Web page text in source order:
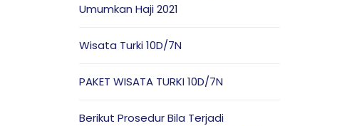
Umumkan Haji 2021
Wisata Turki 10D/7N
PAKET WISATA TURKI 10D/7N
Berikut Prosedur Bila Terjadi